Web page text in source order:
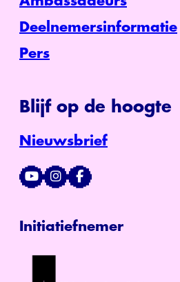
Deelnemersinformatie
Pers
Blijf op de hoogte
Nieuwsbrief
Initiatiefnemer